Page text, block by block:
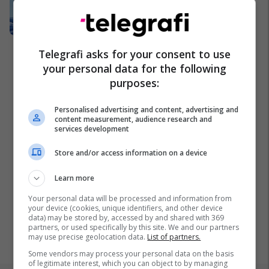
Adriatikut - pushime duke filluar
nga 82 euro për person
Telegrafi asks for your consent to use
your personal data for the following
purposes:
Personalised advertising and content, advertising and
content measurement, audience research and
services development
Store and/or access information on a device
Learn more
Your personal data will be processed and information from
your device (cookies, unique identifiers, and other device
data) may be stored by, accessed by and shared with 369
partners, or used specifically by this site. We and our partners
may use precise geolocation data. List of partners.
Some vendors may process your personal data on the basis
of legitimate interest, which you can object to by managing